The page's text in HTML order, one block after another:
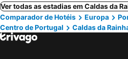
Ver todas as estadias em Caldas da
Comparador de Hotéis
Europa
Centro de Portugal
Caldas da